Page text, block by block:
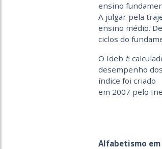
ensino
A julgar pela
ensino médio.
ciclos do
O Ideb é
desempenho
índice foi criado
em 2007 pelo
Alfabetismo